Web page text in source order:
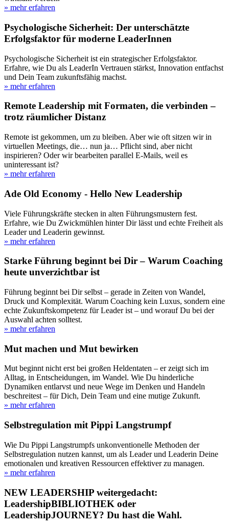
» mehr erfahren
Psychologische Sicherheit: Der unterschätzte
Erfolgsfaktor für moderne LeaderInnen
Psychologische Sicherheit ist ein strategischer Erfolgsfaktor.
Erfahre, wie Du als LeaderIn Vertrauen stärkst, Innovation entfachst
und Dein Team zukunftsfähig machst.
» mehr erfahren
Remote Leadership mit Formaten, die verbinden –
trotz räumlicher Distanz
Remote ist gekommen, um zu bleiben. Aber wie oft sitzen wir in
virtuellen Meetings, die… nun ja… Pflicht sind, aber nicht
inspirieren? Oder wir bearbeiten parallel E-Mails, weil es
uninteressant ist?
» mehr erfahren
Ade Old Economy - Hello New Leadership
Viele Führungskräfte stecken in alten Führungsmustern fest.
Erfahre, wie Du Zwickmühlen hinter Dir lässt und echte Freiheit als
Leader und Leaderin gewinnst.
» mehr erfahren
Starke Führung beginnt bei Dir – Warum Coaching
heute unverzichtbar ist
Führung beginnt bei Dir selbst – gerade in Zeiten von Wandel,
Druck und Komplexität. Warum Coaching kein Luxus, sondern eine
echte Zukunftskompetenz für Leader ist – und worauf Du bei der
Auswahl achten solltest.
» mehr erfahren
Mut machen und Mut bewirken
Mut beginnt nicht erst bei großen Heldentaten – er zeigt sich im
Alltag, in Entscheidungen, im Wandel. Wie Du hinderliche
Dynamiken entlarvst und neue Wege im Denken und Handeln
beschreitest – für Dich, Dein Team und eine mutige Zukunft.
» mehr erfahren
Selbstregulation mit Pippi Langstrumpf
Wie Du Pippi Langstrumpfs unkonventionelle Methoden der
Selbstregulation nutzen kannst, um als Leader und Leaderin Deine
emotionalen und kreativen Ressourcen effektiver zu managen.
» mehr erfahren
NEW LEADERSHIP weitergedacht:
LeadershipBIBLIOTHEK oder
LeadershipJOURNEY? Du hast die Wahl.